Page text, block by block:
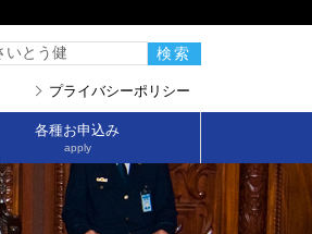
プライバシーポリシー
各種お申込み
apply